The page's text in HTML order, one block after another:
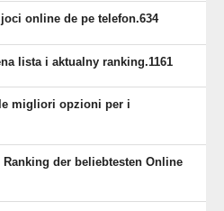
online de pe telefon.634
lista i aktualny ranking.1161
migliori opzioni per i
der beliebtesten Online